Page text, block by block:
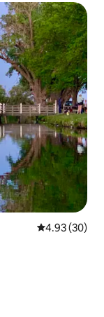
Calificación
4.93 (30)